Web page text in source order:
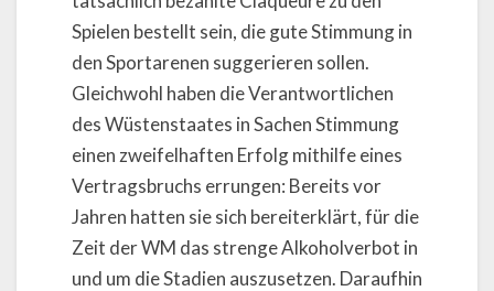
Spielen bestellt sein, die gute Stimmung in
den Sportarenen suggerieren sollen.
Gleichwohl haben die Verantwortlichen
des Wüstenstaates in Sachen Stimmung
einen zweifelhaften Erfolg mithilfe eines
Vertragsbruchs errungen: Bereits vor
Jahren hatten sie sich bereiterklärt, für die
Zeit der WM das strenge Alkoholverbot in
und um die Stadien auszusetzen. Daraufhin